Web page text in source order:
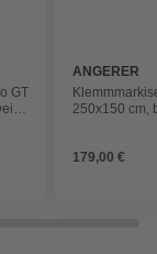
GT
ANGERER
250x150 cm,
179,00 €